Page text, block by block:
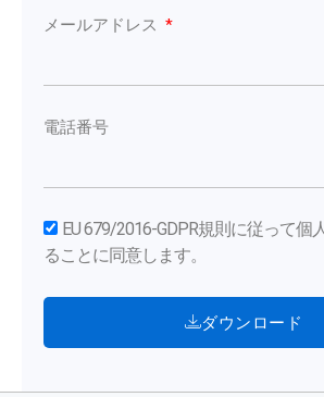
メールアドレス
電話番号
EU 679/2016-GDPR規則に従って個
ることに同意します。
ダウンロード